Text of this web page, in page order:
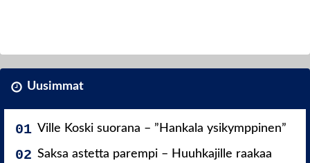
Uusimmat
Ville Koski suorana – ”Hankala ysikymppinen”
Saksa astetta parempi – Huuhkajille raakaa